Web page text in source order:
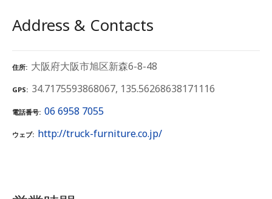
Address & Contacts
住所 大阪府大阪市旭区新森6-8-48
GPS 34.7175593868067, 135.56268638171116
電話番号 06 6958 7055
ウェブ http://truck-furniture.co.jp/